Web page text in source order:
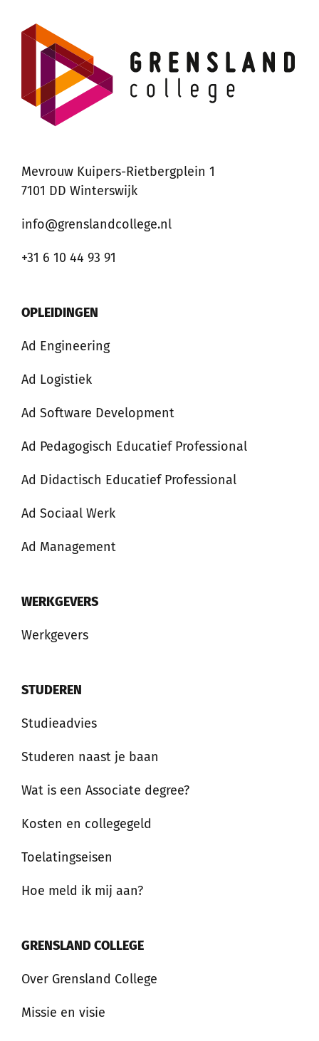
Mevrouw Kuipers-Rietbergplein 1
7101 DD Winterswijk
info@grenslandcollege.nl
+31 6 10 44 93 91
OPLEIDINGEN
Ad Engineering
Ad Logistiek
Ad Software Development
Ad Pedagogisch Educatief Professional
Ad Didactisch Educatief Professional
Ad Sociaal Werk
Ad Management
WERKGEVERS
Werkgevers
STUDEREN
Studieadvies
Studeren naast je baan
Wat is een Associate degree?
Kosten en collegegeld
Toelatingseisen
Hoe meld ik mij aan?
GRENSLAND COLLEGE
Over Grensland College
Missie en visie